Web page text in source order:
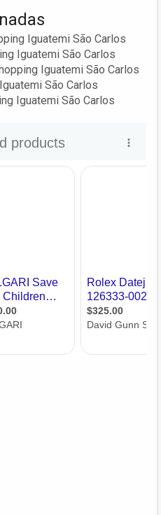
Iguatemi São Carlos
Iguatemi São Carlos
Iguatemi São Carlos
São Carlos
Iguatemi São Carlos